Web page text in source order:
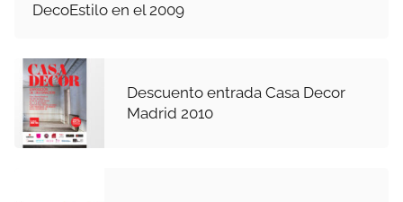
DecoEstilo en el 2009
Descuento entrada Casa Decor
Madrid 2010